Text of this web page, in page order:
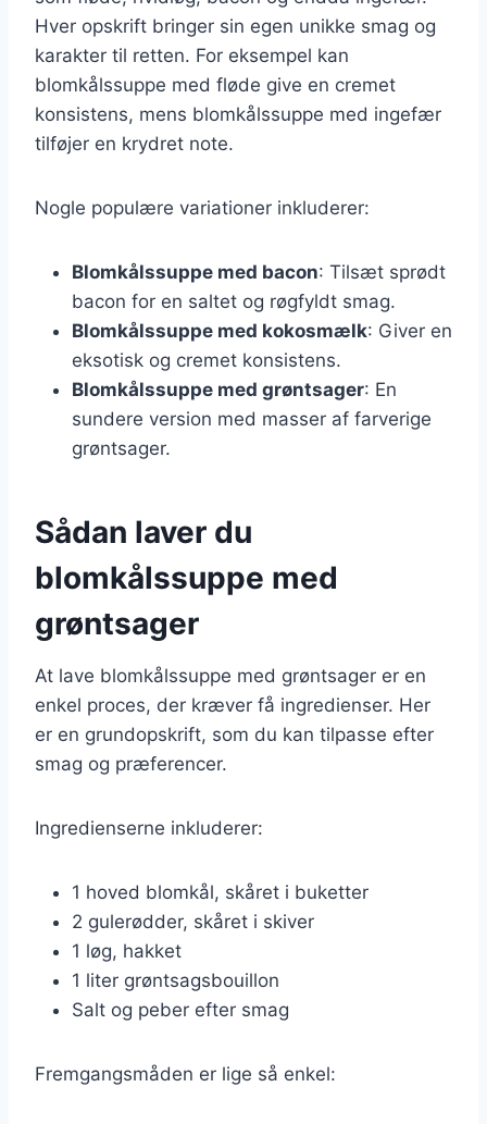
Hver opskrift bringer sin egen unikke smag og
karakter til retten. For eksempel kan
blomkålssuppe med fløde give en cremet
konsistens, mens blomkålssuppe med ingefær
tilføjer en krydret note.
Nogle populære variationer inkluderer:
Blomkålssuppe med bacon: Tilsæt sprødt
bacon for en saltet og røgfyldt smag.
Blomkålssuppe med kokosmælk: Giver en
eksotisk og cremet konsistens.
Blomkålssuppe med grøntsager: En
sundere version med masser af farverige
grøntsager.
Sådan laver du
blomkålssuppe med
grøntsager
At lave blomkålssuppe med grøntsager er en
enkel proces, der kræver få ingredienser. Her
er en grundopskrift, som du kan tilpasse efter
smag og præferencer.
Ingredienserne inkluderer:
1 hoved blomkål, skåret i buketter
2 gulerødder, skåret i skiver
1 løg, hakket
1 liter grøntsagsbouillon
Salt og peber efter smag
Fremgangsmåden er lige så enkel: